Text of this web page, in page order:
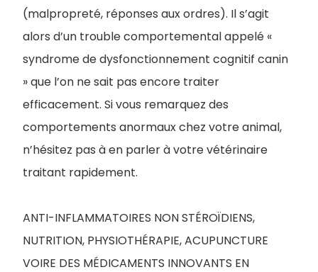
(malpropreté, réponses aux ordres). Il s’agit
alors d’un trouble comportemental appelé «
syndrome de dysfonctionnement cognitif canin
» que l’on ne sait pas encore traiter
efficacement. Si vous remarquez des
comportements anormaux chez votre animal,
n’hésitez pas à en parler à votre vétérinaire
traitant rapidement.
ANTI-INFLAMMATOIRES NON STÉROÏDIENS,
NUTRITION, PHYSIOTHÉRAPIE, ACUPUNCTURE
VOIRE DES MÉDICAMENTS INNOVANTS EN